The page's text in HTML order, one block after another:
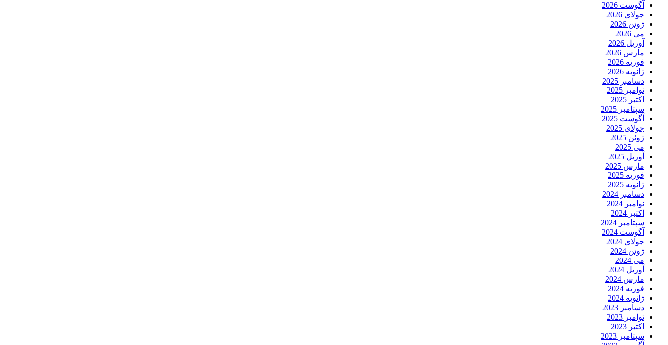
آگوست 2026
جولای 2026
ژوئن 2026
می 2026
آوریل 2026
مارس 2026
فوریه 2026
ژانویه 2026
دسامبر 2025
نوامبر 2025
اکتبر 2025
سپتامبر 2025
آگوست 2025
جولای 2025
ژوئن 2025
می 2025
آوریل 2025
مارس 2025
فوریه 2025
ژانویه 2025
دسامبر 2024
نوامبر 2024
اکتبر 2024
سپتامبر 2024
آگوست 2024
جولای 2024
ژوئن 2024
می 2024
آوریل 2024
مارس 2024
فوریه 2024
ژانویه 2024
دسامبر 2023
نوامبر 2023
اکتبر 2023
سپتامبر 2023